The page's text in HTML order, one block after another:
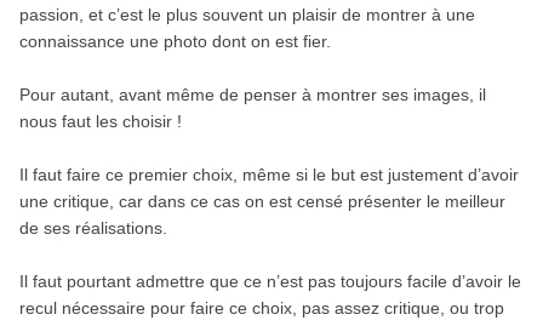
passion, et c’est le plus souvent un plaisir de montrer à une
connaissance une photo dont on est fier.
Pour autant, avant même de penser à montrer ses images, il
nous faut les choisir !
Il faut faire ce premier choix, même si le but est justement d’avoir
une critique, car dans ce cas on est censé présenter le meilleur
de ses réalisations.
Il faut pourtant admettre que ce n’est pas toujours facile d’avoir le
recul nécessaire pour faire ce choix, pas assez critique, ou trop